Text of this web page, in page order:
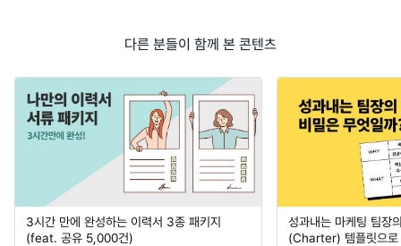
다른 분들이 함께 본 콘텐츠
3시간 만에 완성하는 이력서 3종 패키지
(feat. 공유 5,000건)
성과내는 마케팅 팀장
(Charter) 템플릿으로